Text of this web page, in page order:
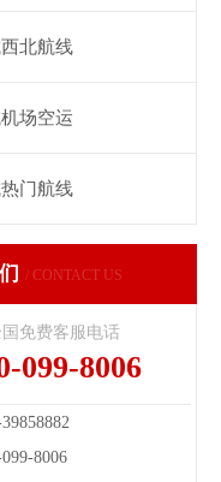
北航线
场空运
门航线
/ CONTACT US
免费客服电话
099-8006
8006